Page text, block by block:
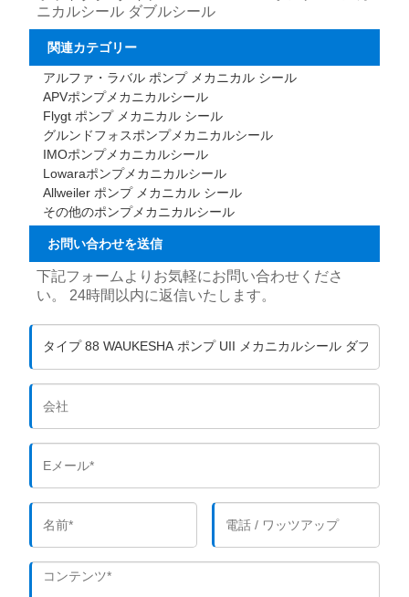
ニカルシール ダブルシール
関連カテゴリー
アルファ・ラバル ポンプ メカニカル シール
APVポンプメカニカルシール
Flygt ポンプ メカニカル シール
グルンドフォスポンプメカニカルシール
IMOポンプメカニカルシール
Lowaraポンプメカニカルシール
Allweiler ポンプ メカニカル シール
その他のポンプメカニカルシール
お問い合わせを送信
下記フォームよりお気軽にお問い合わせくださ
い。 24時間以内に返信いたします。